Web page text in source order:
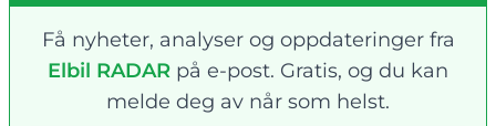
Få nyheter, analyser og oppdateringer fra
Elbil RADAR på e-post. Gratis, og du kan
melde deg av når som helst.